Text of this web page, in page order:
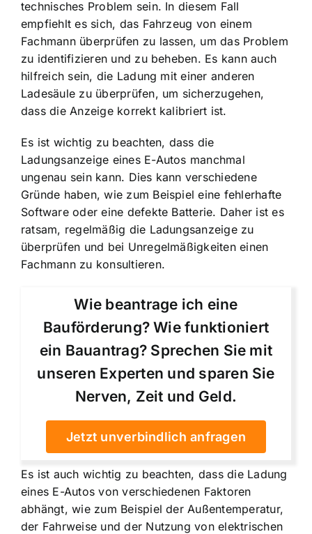
technisches Problem sein. In diesem Fall
empfiehlt es sich, das Fahrzeug von einem
Fachmann überprüfen zu lassen, um das Problem
zu identifizieren und zu beheben. Es kann auch
hilfreich sein, die Ladung mit einer anderen
Ladesäule zu überprüfen, um sicherzugehen,
dass die Anzeige korrekt kalibriert ist.
Es ist wichtig zu beachten, dass die
Ladungsanzeige eines E-Autos manchmal
ungenau sein kann. Dies kann verschiedene
Gründe haben, wie zum Beispiel eine fehlerhafte
Software oder eine defekte Batterie. Daher ist es
ratsam, regelmäßig die Ladungsanzeige zu
überprüfen und bei Unregelmäßigkeiten einen
Fachmann zu konsultieren.
Wie beantrage ich eine
Bauförderung? Wie funktioniert
ein Bauantrag? Sprechen Sie mit
unseren Experten und sparen Sie
Nerven, Zeit und Geld.
Jetzt unverbindlich anfragen
Es ist auch wichtig zu beachten, dass die Ladung
eines E-Autos von verschiedenen Faktoren
abhängt, wie zum Beispiel der Außentemperatur,
der Fahrweise und der Nutzung von elektrischen